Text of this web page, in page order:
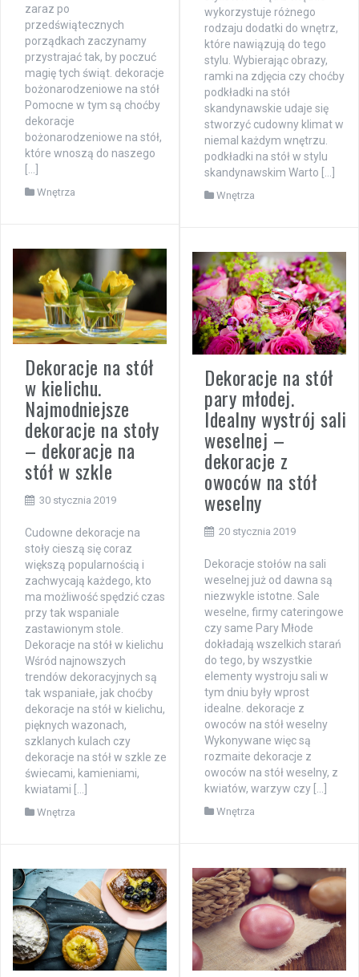
zaraz po
przedświątecznych
porządkach zaczynamy
przystrajać tak, by poczuć
magię tych świąt. dekoracje
bożonarodzeniowe na stół
Pomocne w tym są choćby
dekoracje
bożonarodzeniowe na stół,
które wnoszą do naszego
[…]
Wnętrza
wykorzystuje różnego
rodzaju dodatki do wnętrz,
które nawiązują do tego
stylu. Wybierając obrazy,
ramki na zdjęcia czy choćby
podkładki na stół
skandynawskie udaje się
stworzyć cudowny klimat w
niemal każdym wnętrzu.
podkładki na stół w stylu
skandynawskim Warto […]
Wnętrza
Dekoracje na stół
w kielichu.
Najmodniejsze
dekoracje na stoły
– dekoracje na
stół w szkle
30 stycznia 2019
Cudowne dekoracje na
stoły cieszą się coraz
większą popularnością i
zachwycają każdego, kto
ma możliwość spędzić czas
przy tak wspaniale
zastawionym stole.
Dekoracje na stół w kielichu
Wśród najnowszych
trendów dekoracyjnych są
tak wspaniałe, jak choćby
dekoracje na stół w kielichu,
pięknych wazonach,
szklanych kulach czy
dekoracje na stół w szkle ze
świecami, kamieniami,
kwiatami […]
Wnętrza
Dekoracje na stół
pary młodej.
Idealny wystrój sali
weselnej –
dekoracje z
owoców na stół
weselny
20 stycznia 2019
Dekoracje stołów na sali
weselnej już od dawna są
niezwykle istotne. Sale
weselne, firmy cateringowe
czy same Pary Młode
dokładają wszelkich starań
do tego, by wszystkie
elementy wystroju sali w
tym dniu były wprost
idealne. dekoracje z
owoców na stół weselny
Wykonywane więc są
rozmaite dekoracje z
owoców na stół weselny, z
kwiatów, warzyw czy […]
Wnętrza